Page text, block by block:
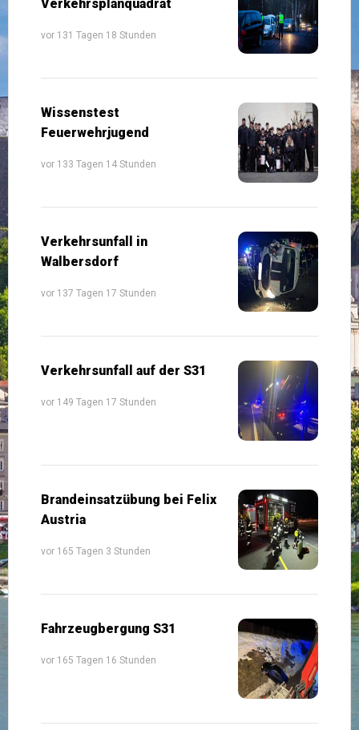
Verkehrsplanquadrat
vor 131 Tagen 18 Stunden
Wissenstest
Feuerwehrjugend
vor 133 Tagen 14 Stunden
Verkehrsunfall in
Walbersdorf
vor 137 Tagen 17 Stunden
Verkehrsunfall auf der S31
vor 149 Tagen 17 Stunden
Brandeinsatzübung bei Felix
Austria
vor 165 Tagen 3 Stunden
Fahrzeugbergung S31
vor 165 Tagen 16 Stunden